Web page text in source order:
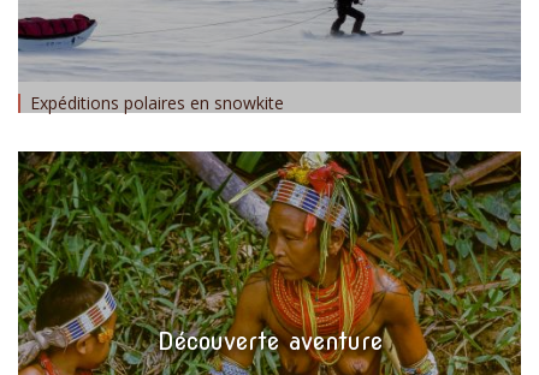
Expéditions polaires en snowkite
Découverte aventure